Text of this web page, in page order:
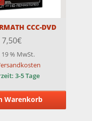
CCC-DVD
7,50€
19 % MwSt.
3-5 Tage
Warenkorb